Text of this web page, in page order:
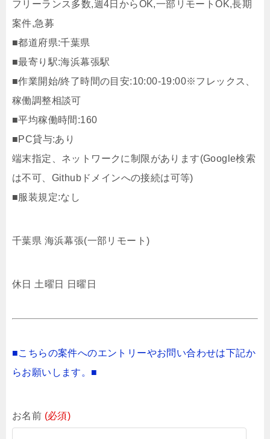
フリーランス多数,週4日からOK,一部リモートOK,長期
案件,急募
■都道府県:千葉県
■最寄り駅:海浜幕張駅
■作業開始/終了時間の目安:10:00-19:00※フレックス、
稼働調整相談可
■平均稼働時間:160
■PC貸与:あり
端末指定、ネットワークに制限があります(Google検索
は不可、Githubドメインへの接続は可等)
■服装規定:なし
千葉県 海浜幕張(一部リモート)
休日 土曜日 日曜日
■こちらの案件へのエントリーやお問い合わせは下記か
らお願いします。■
お名前 (必須)